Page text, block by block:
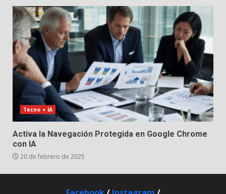
Tecno + IA
Activa la Navegación Protegida en Google Chrome
con IA
20 de febrero de 2025